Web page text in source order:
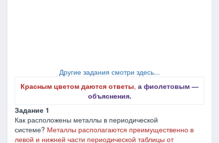
Другие задания смотри здесь...
Красным цветом даются ответы, а фиолетовым ―
объяснения.
Задание 1
Как расположены металлы в периодической
системе? Металлы располагаются преимущественно в
левой и нижней части периодической таблицы от